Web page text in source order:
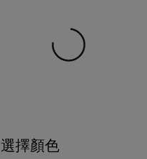
$5,380